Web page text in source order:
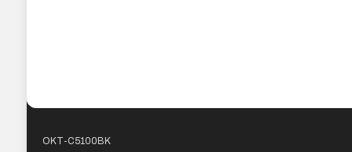
OKT-C5100BK